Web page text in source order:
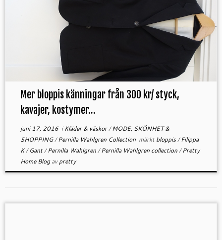
Mer bloppis känningar från 300 kr/ styck,
kavajer, kostymer…
juni 17, 2016iKläder & väskor/MODE, SKÖNHET &
SHOPPING/Pernilla Wahlgren Collection märktbloppis/Filippa
K/Gant/Pernilla Wahlgren/Pernilla Wahlgren collection/Pretty
Home Blogavpretty